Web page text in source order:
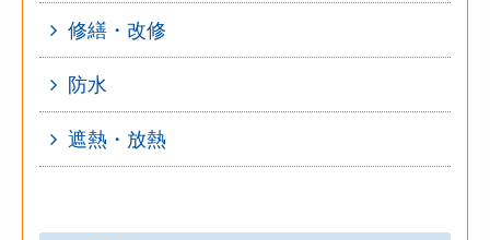
修繕・改修
防水
遮熱・放熱